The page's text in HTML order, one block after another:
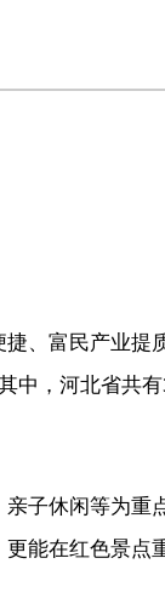
、富民产业
，河北省共
子休闲等为
能在红色景点